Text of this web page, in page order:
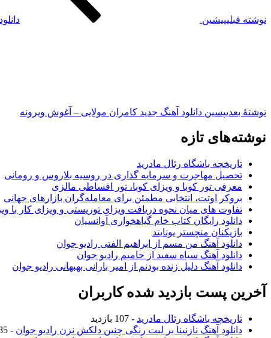
نوشته قبلیپیشین
نوشته‌ٔ بعدیپسین دانلود آهنگ جدید کامران مولایی – آغوش ویرونه
نوشته‌های تازه
تاریخچه باشگاه رئال مادرید
تحصیل مهاجرت و سرمایه گذاری در روسیه بلاروس و رومانی
معرفی تور کوبا و ویزای کوبا، تور اقساطی مالزی
بروکر اوتت، انتخابی مطمئن برای معامله‌گران بازارهای جهانی
تفاوت های میان نحوه دریافت ویزای توریستی و ویزای کار با
دانلود رایگان کتاب خام گیاهخواری آوانسیان
بازیکنان منچستر یونایتد
دانلود آهنگ من مسم از ابراهیم الفتی رادیو جوان
دانلود آهنگ سیاه سفید از حامیم رادیو جوان
دانلود آهنگ دلیل زنده بودنم از امیر بارانی بهبهانی رادیو جوان
آخرین پست بازدید شده کاربران
تاریخچه باشگاه رئال مادرید - 107 بازدید
دانلود آهنگ نازنینا بر لبت رنگی چنین دلکش نزن رادیو جوان - 985 بازدید